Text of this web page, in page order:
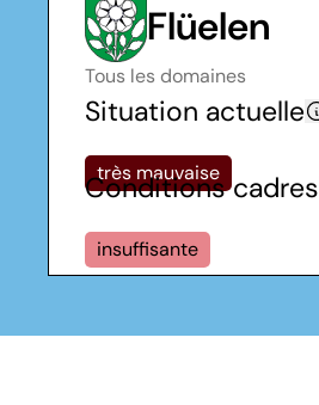
Flüelen
Tous les domaines
Situation actuelle
très mauvaise
Conditions cadres
insuffisante